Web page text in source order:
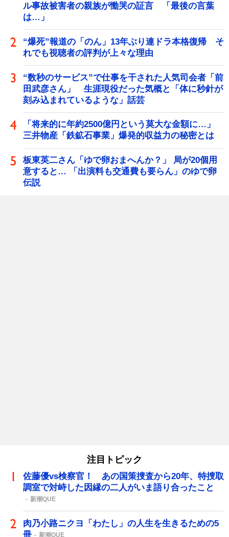
ル事故被害者の親族が慟哭の証言 「最後の言葉
は…」
“爆死”報道の「のん」13年ぶり連ドラ本格復帰 そ
れでも視聴者の評判が上々な理由
“数秒のサービス”で仕事を干された人気司会者「前
田武彦さん」 生涯現役だった気概と「体に秒針が
刻み込まれているような」話芸
「将来的に年約2500億円という莫大な金額に…」
三井物産「鉄鉱石事業」爆発的収益力の秘密とは
板東英二さん「ゆで卵おまへんか？」 局が20個用
意すると… 「出演料も交通費も要らん」のゆで卵
伝説
注目トピック
佐藤優vs検察官！ あの国策捜査から20年、特捜取
調室で対峙した因縁の二人がいま語り合ったこと
新潮QUE
肉乃小路ニクヨ「わたし」の人生を生きるための5
冊
新潮QUE